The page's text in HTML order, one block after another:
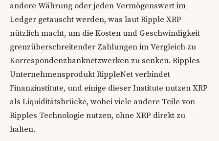
andere Währung oder jeden Vermögenswert im
Ledger getauscht werden, was laut Ripple XRP
nützlich macht, um die Kosten und Geschwindigkeit
grenzüberschreitender Zahlungen im Vergleich zu
Korrespondenzbanknetzwerken zu senken. Ripples
Unternehmensprodukt RippleNet verbindet
Finanzinstitute, und einige dieser Institute nutzen XRP
als Liquiditätsbrücke, wobei viele andere Teile von
Ripples Technologie nutzen, ohne XRP direkt zu
halten.